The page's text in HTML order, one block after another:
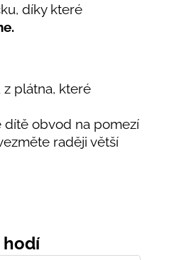
díky které
z plátna, které
dítě obvod na pomezí
raději větší